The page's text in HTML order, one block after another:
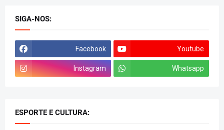
SIGA-NOS:
Facebook Youtube
Instagram Whatsapp
ESPORTE E CULTURA: